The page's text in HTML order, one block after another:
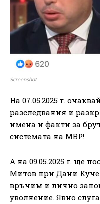
Screenshot
На 07.05.2025 г.
разследвания и
имена и факти за
системата на МВР!
А на 09.05.2025 г. ще
Митов при Дани
връчим и лично
уволнение. Явно